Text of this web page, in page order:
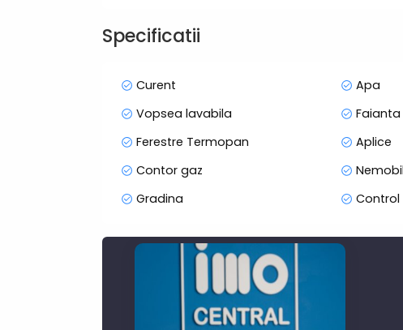
Specificatii
Curent Apa
Vopsea lavabila
Faianta
Ferestre Termopan
Aplice
Contor gaz
Gradina
Control